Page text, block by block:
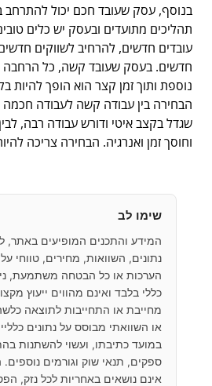
בנוסף, עסק שעובד חכם יכול להתרחב
תהליכים מתועדים ובעסק יש כלים
עובדים חדשים, להרחיב לשווקים
חדשים. בעסק שעובד קשה, כל הרחבה
נוספת ותוך זמן קצר הוא הופך להיות
הבחירה בין עבודה קשה לעבודה חכמה
שגדל בקצב איטי ודורש עבודה רבה,
וחוסך זמן ואנרגיה. הבחירה צריכה
שימו לב
המידע והתכנים המופיעים באתר,
נתונים, השוואות, מחירים, טווחי
הערכות או כל הבטחה משתמעת,
כללי בלבד ואינם מהווים ייעוץ
מחייבת או התחייבות לתוצאה
או השוואתי מבוסס על נתונים
במועד כתיבתו, ועשוי להשתנות
ספקים, תנאי שוק וגורמים נוספים.
אינם נושאים באחריות לכל נזק,